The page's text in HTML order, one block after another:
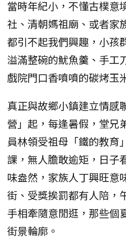
當時年紀小，不懂古樸意
社、清朝媽祖廟、或者家
都引不起我們興趣，小孩
溢滿整碗的魷魚羹、手工
戲院門口香噴噴的碳烤玉
真正與故鄉小鎮建立情感
營」起，每逢暑假，堂兄
員林領受祖母「鐵的教育
課，無人膽敢逾矩，日子
味盎然，家族人丁興旺意
街、受獎挨罰都有人陪，
手相牽隨意閒逛，那些個
街景輪廓。